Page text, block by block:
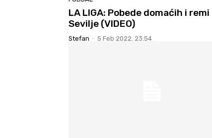
LA LIGA: Pobede domaćih i remi
Sevilje (VIDEO)
Stefan - 5 Feb 2022. 23:54